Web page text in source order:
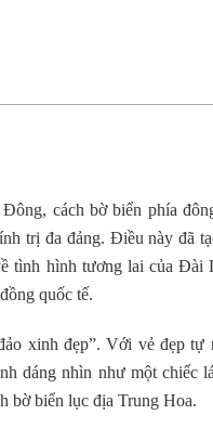
cách bờ biển phía
trị đa đảng. Điều này đã
tình hình tương lai của Đài
quốc tế.
xinh đẹp”. Với vẻ đẹp tự
dáng nhìn như một chiếc
bờ biển lục địa Trung Hoa.